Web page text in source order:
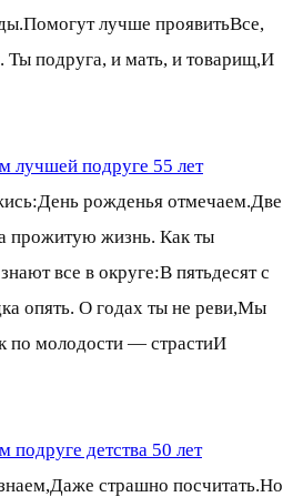
лучше проявитьВсе,
Ты подруга, и мать, и товарищ,И
лучшей подруге 55 лет
рожденья отмечаем.Две
прожитую жизнь. Как ты
все в округе:В пятьдесят с
опять. О годах ты не реви,Мы
по молодости — страстиИ
подруге детства 50 лет
страшно посчитать.Но